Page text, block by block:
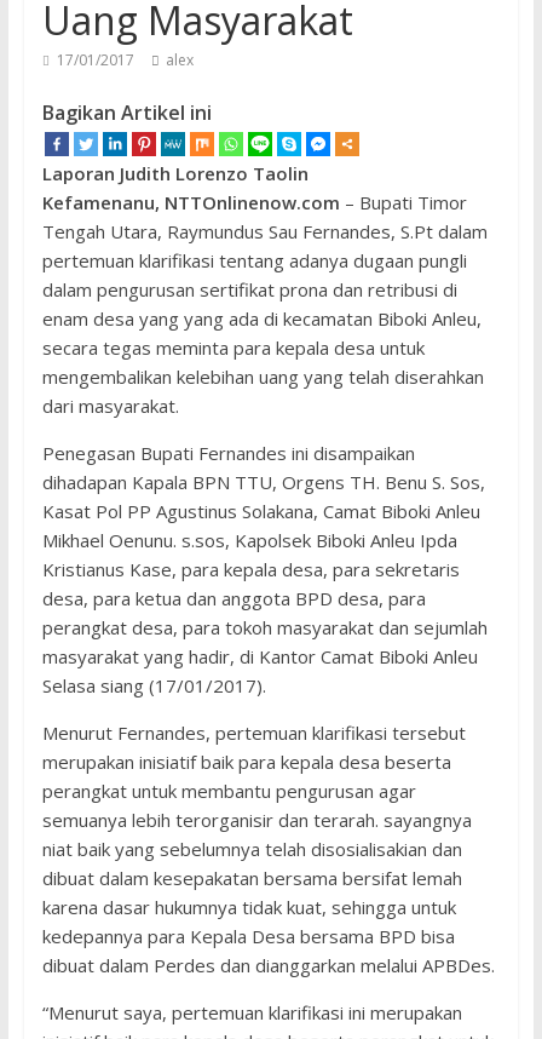
Uang Masyarakat
17/01/2017 alex
Bagikan Artikel ini
Laporan Judith Lorenzo Taolin
Kefamenanu, NTTOnlinenow.com – Bupati Timor
Tengah Utara, Raymundus Sau Fernandes, S.Pt dalam
pertemuan klarifikasi tentang adanya dugaan pungli
dalam pengurusan sertifikat prona dan retribusi di
enam desa yang yang ada di kecamatan Biboki Anleu,
secara tegas meminta para kepala desa untuk
mengembalikan kelebihan uang yang telah diserahkan
dari masyarakat.
Penegasan Bupati Fernandes ini disampaikan
dihadapan Kapala BPN TTU, Orgens TH. Benu S. Sos,
Kasat Pol PP Agustinus Solakana, Camat Biboki Anleu
Mikhael Oenunu. s.sos, Kapolsek Biboki Anleu Ipda
Kristianus Kase, para kepala desa, para sekretaris
desa, para ketua dan anggota BPD desa, para
perangkat desa, para tokoh masyarakat dan sejumlah
masyarakat yang hadir, di Kantor Camat Biboki Anleu
Selasa siang (17/01/2017).
Menurut Fernandes, pertemuan klarifikasi tersebut
merupakan inisiatif baik para kepala desa beserta
perangkat untuk membantu pengurusan agar
semuanya lebih terorganisir dan terarah. sayangnya
niat baik yang sebelumnya telah disosialisakian dan
dibuat dalam kesepakatan bersama bersifat lemah
karena dasar hukumnya tidak kuat, sehingga untuk
kedepannya para Kepala Desa bersama BPD bisa
dibuat dalam Perdes dan dianggarkan melalui APBDes.
“Menurut saya, pertemuan klarifikasi ini merupakan